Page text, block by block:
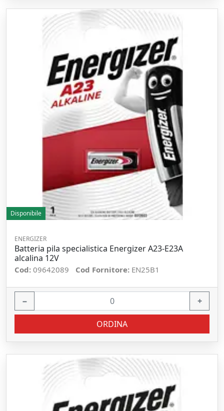
Disponibile
ENERGIZER
Batteria pila specialistica Energizer A23-E23A
alcalina 12V
Cod: 09642089 Cod Fornitore: EN25B1
− +
ORDINA